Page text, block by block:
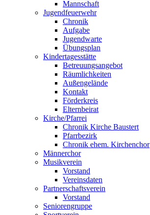
Mannschaft
Jugendfeuerwehr
Chronik
Aufgabe
Jugendwarte
Übungsplan
Kindertagesstätte
Betreuungsangebot
Räumlichkeiten
Außengelände
Kontakt
Förderkreis
Elternbeirat
Kirche/Pfarrei
Chronik Kirche Baustert
Pfarrbezirk
Chronik ehem. Kirchenchor
Männerchor
Musikverein
Vorstand
Vereinsdaten
Partnerschaftsverein
Vorstand
Seniorengruppe